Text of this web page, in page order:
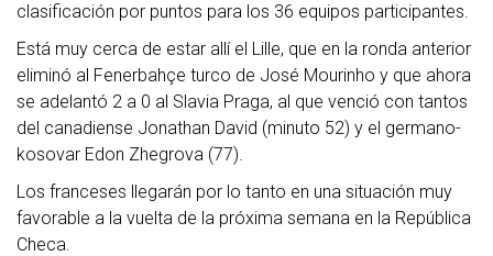
clasificación por puntos para los 36 equipos participantes.
Está muy cerca de estar allí el Lille, que en la ronda anterior
eliminó al Fenerbahçe turco de José Mourinho y que ahora
se adelantó 2 a 0 al Slavia Praga, al que venció con tantos
del canadiense Jonathan David (minuto 52) y el germano-
kosovar Edon Zhegrova (77).
Los franceses llegarán por lo tanto en una situación muy
favorable a la vuelta de la próxima semana en la República
Checa.